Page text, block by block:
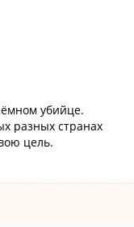
убийце.
разных странах
цель.